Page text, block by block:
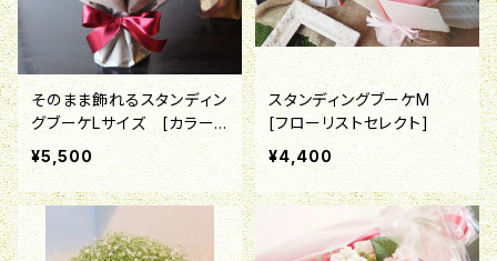
そのまま飾れるスタンディン
グブーケLサイズ [カラー
セレクト]
¥5,500
スタンディングブーケM
[フローリストセレクト]
¥4,400